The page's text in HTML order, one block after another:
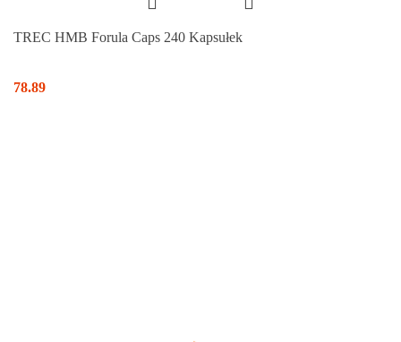
TREC HMB Forula Caps 240 Kapsułek
78.89